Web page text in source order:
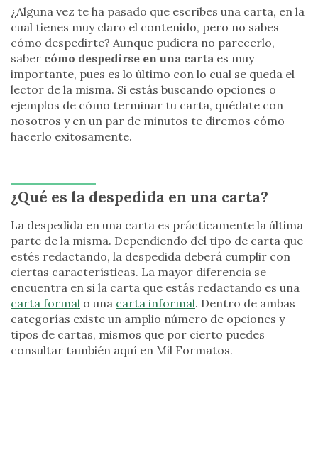
¿Alguna vez te ha pasado que escribes una carta, en la
cual tienes muy claro el contenido, pero no sabes
cómo despedirte? Aunque pudiera no parecerlo,
saber cómo despedirse en una carta es muy
importante, pues es lo último con lo cual se queda el
lector de la misma. Si estás buscando opciones o
ejemplos de cómo terminar tu carta, quédate con
nosotros y en un par de minutos te diremos cómo
hacerlo exitosamente.
¿Qué es la despedida en una carta?
La despedida en una carta es prácticamente la última
parte de la misma. Dependiendo del tipo de carta que
estés redactando, la despedida deberá cumplir con
ciertas características. La mayor diferencia se
encuentra en si la carta que estás redactando es una
carta formal o una carta informal. Dentro de ambas
categorías existe un amplio número de opciones y
tipos de cartas, mismos que por cierto puedes
consultar también aquí en Mil Formatos.